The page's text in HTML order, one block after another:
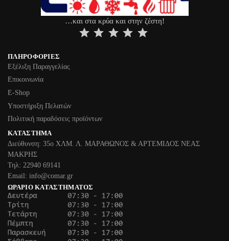
…και στα κρύα και στην ζέστη!
ΠΛΗΡΟΦΟΡΊΕΣ
Εξέλιξη Παραγγελίας
Επικοινωνία
Ε-Shop
Υποστήριξη Πελατών
Πολιτική παραδόσεις προϊόντων
ΚΑΤΆΣΤΗΜΑ
Διεύθυνση: 35ο ΧΛΜ. Λ. ΜΑΡΑΘΩΝΟΣ & ΑΡΤΕΜΙΔΟΣ ΝΕΑΣ
ΜΑΚΡΗΣ
Τηλ: 22940 69141
Email: info@comar.gr
ΩΡΆΡΙΟ ΚΑΤΑΣΤΉΜΑΤΟΣ